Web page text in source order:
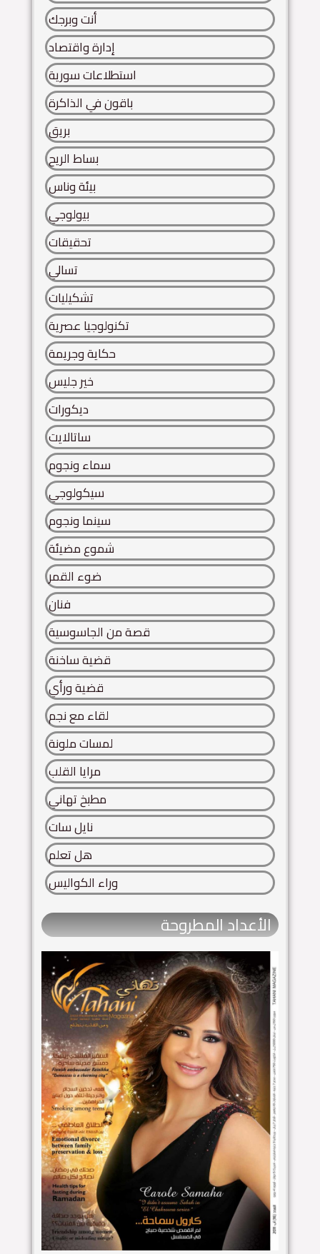
أنت وبرجك
إدارة واقتصاد
استطلاعات سورية
باقون في الذاكرة
بريق
بساط الريح
بيئة وناس
بيولوجي
تحقيقات
تسالي
تشكيليات
تكنولوجيا عصرية
حكاية وجريمة
خير جليس
ديكورات
ساتالايت
سماء ونجوم
سيكولوجي
سينما ونجوم
شموع مضيئة
ضوء القمر
فنان
قصة من الجاسوسية
قضية ساخنة
قضية ورأي
لقاء مع نجم
لمسات ملونة
مرايا القلب
مطبخ تهاني
نايل سات
هل تعلم
وراء الكواليس
الأعداد المطروحة​